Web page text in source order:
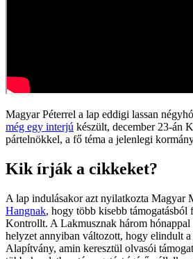
Magyar Péterrel a lap eddigi lassan
még egy interjú készült, december 23-án
pártelnökkel, a fő téma a jelenlegi
Kik írják a cikkeket?
A lap indulásakor azt nyilatkozta Magyar
Hangnak, hogy több kisebb támogatásból
Kontrollt. A Lakmusznak három hónappal
helyzet annyiban változott, hogy elindult a
Alapítvány, amin keresztül olvasói